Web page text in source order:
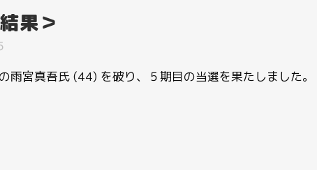
果＞
宮真吾氏 (44) を破り、５期目の当選を果たしました。